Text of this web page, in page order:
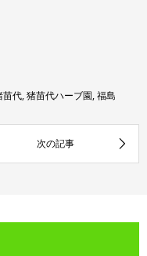
苗代,猪苗代ハーブ園,福島